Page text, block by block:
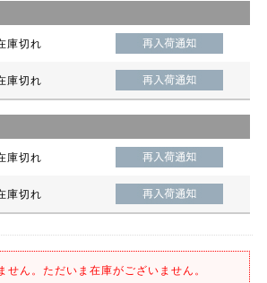
庫切れ
庫切れ
庫切れ
庫切れ
せん。ただいま在庫がございません。